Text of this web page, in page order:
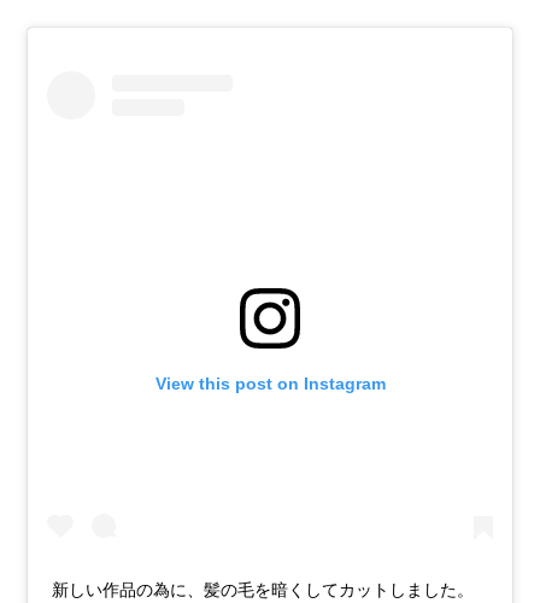
View this post on Instagram
新しい作品の為に、髪の毛を暗くしてカットしました。